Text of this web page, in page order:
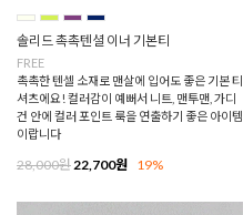
솔리드 촉촉텐셜 이너 기본티
FREE
촉촉한 텐셀 소재로 맨살에 입어도 좋은 기본 티
셔츠에요! 컬러감이 예뻐서 니트, 맨투맨, 가디
건 안에 컬러 포인트 룩을 연출하기 좋은 아이템
이랍니다
28,000원22,700원 19%